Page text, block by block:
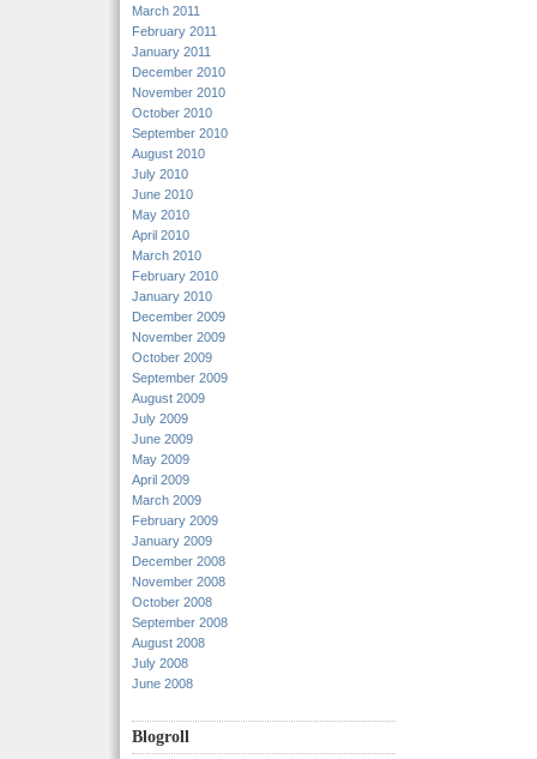
March 2011
February 2011
January 2011
December 2010
November 2010
October 2010
September 2010
August 2010
July 2010
June 2010
May 2010
April 2010
March 2010
February 2010
January 2010
December 2009
November 2009
October 2009
September 2009
August 2009
July 2009
June 2009
May 2009
April 2009
March 2009
February 2009
January 2009
December 2008
November 2008
October 2008
September 2008
August 2008
July 2008
June 2008
Blogroll